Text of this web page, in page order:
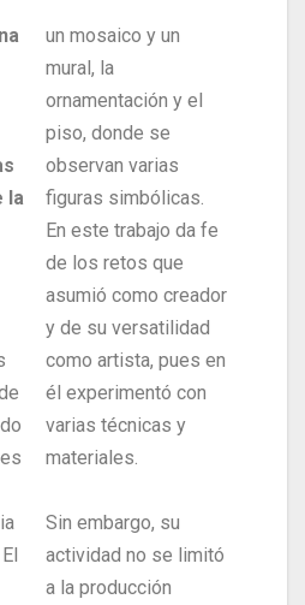
la
un mosaico y un
mural, la
ornamentación y el
piso, donde se
observan varias
figuras simbólicas.
En este trabajo da fe
de los retos que
asumió como creador
y de su versatilidad
como artista, pues en
él experimentó con
varias técnicas y
materiales.
Sin embargo, su
actividad no se limitó
a la producción